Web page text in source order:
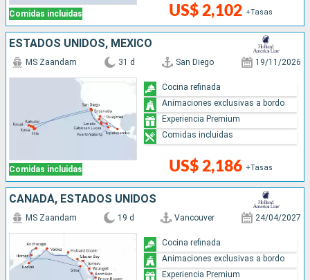
Comidas incluidas US$ 2,102 +Tasas
ESTADOS UNIDOS, MÉXICO
Comidas incluidas
MS Zaandam 31 d San Diego 19/11/2026
US$ 2,186 +Tasas
Cocina refinada
Animaciones exclusivas a bordo
Experiencia Premium
Comidas incluidas
CANADÁ, ESTADOS UNIDOS
MS Zaandam 19 d Vancouver 24/04/2027
Cocina refinada
Animaciones exclusivas a bordo
Experiencia Premium